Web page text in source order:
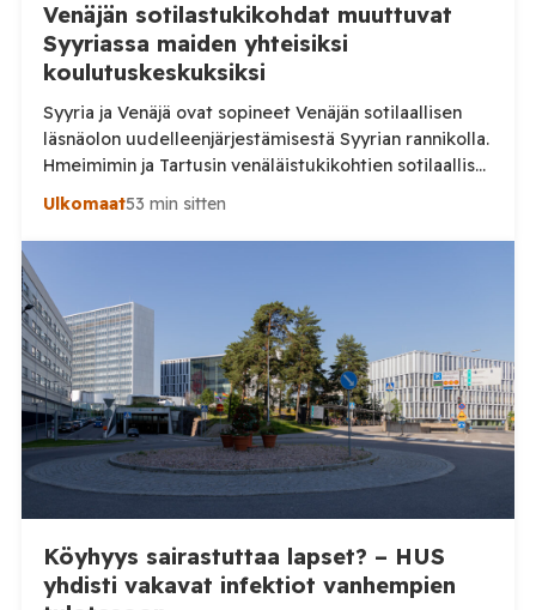
Venäjän sotilastukikohdat muuttuvat
Syyriassa maiden yhteisiksi
koulutuskeskuksiksi
Syyria ja Venäjä ovat sopineet Venäjän sotilaallisen
läsnäolon uudelleenjärjestämisestä Syyrian rannikolla.
Hmeimimin ja Tartusin venäläistukikohtien sotilaalliset
osat on määrä muuttaa maiden yhteisiksi koulutus- ja
käytössä olleesta infrastruktuurista siirtyy Syyrian
ilmoitti sunnuntaina 9. elokuuta, että Damaskos ja
Moskova ovat päässeet yhteisymmärrykseen Venäjän
Syyriassa sijaitsevien tukikohtien tulevaisuudesta.
Syyrian […]
Ulkomaat53 min sitten
Köyhyys sairastuttaa lapset? – HUS
yhdisti vakavat infektiot vanhempien